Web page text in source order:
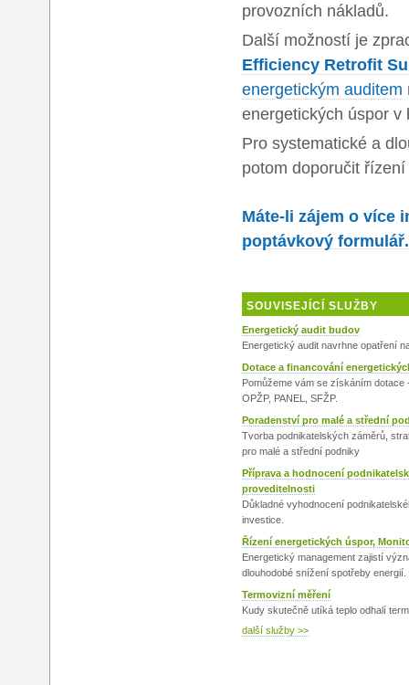
provozních nákladů.
Další možností je
Efficiency Retrofit
energetickým auditem
energetických úspor v
Pro systematické a
potom doporučit
Máte-li zájem o více
poptávkový formulář.
SOUVISEJÍCÍ SLUŽBY
Energetický audit budov
Energetický audit navrhne opatření
Dotace a financování
Pomůžeme vám se získáním dotace
OPŽP, PANEL, SFŽP.
Poradenství pro malé a střední
Tvorba podnikatelských záměrů,
pro malé a střední podniky
Příprava a hodnocení
proveditelnosti
Důkladné vyhodnocení
investice.
Řízení energetických úspor,
Energetický management zajistí
dlouhodobé snížení spotřeby energií.
Termovizní měření
Kudy skutečně utíká teplo odhalí
další služby >>